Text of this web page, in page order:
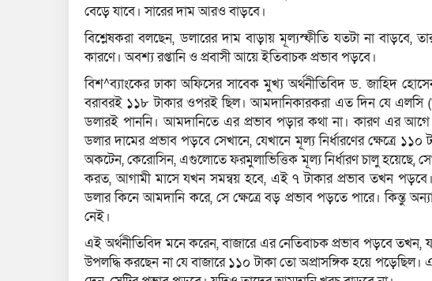
বেড়ে যাবে। সারের দাম আরও বাড়বে।
বিশ্লেষকরা বলছেন, ডলারের দাম বাড়ায় মূল্যস্ফীতি যতটা না বাড়বে,
কারণে। অবশ্য রপ্তানি ও প্রবাসী আয়ে ইতিবাচক প্রভাব পড়বে।
বিশ^ব্যাংকের ঢাকা অফিসের সাবেক মুখ্য অর্থনীতিবিদ ড. জাহিদ
বরাবরই ১১৮ টাকার ওপরই ছিল। আমদানিকারকরা এত দিন যে এলসি
ডলারই পাননি। আমদানিতে এর প্রভাব পড়ার কথা না। কারণ এর আগে
ডলার দামের প্রভাব পড়বে সেখানে, যেখানে মূল্য নির্ধারণের ক্ষেত্রে
অকটেন, কেরোসিন, এগুলোতে ফরমুলাভিত্তিক মূল্য নির্ধারণ চালু হয়েছে,
করত, আগামী মাসে যখন সমন্বয় হবে, এই ৭ টাকার প্রভাব তখন
ডলার কিনে আমদানি করে, সে ক্ষেত্রে বড় প্রভাব পড়তে পারে। কিন্তু
নেই।
এই অর্থনীতিবিদ মনে করেন, বাজারে এর নেতিবাচক প্রভাব পড়বে
উপলদ্ধি করছেন না যে বাজারে ১১০ টাকা তো অপ্রাসঙ্গিক হয়ে